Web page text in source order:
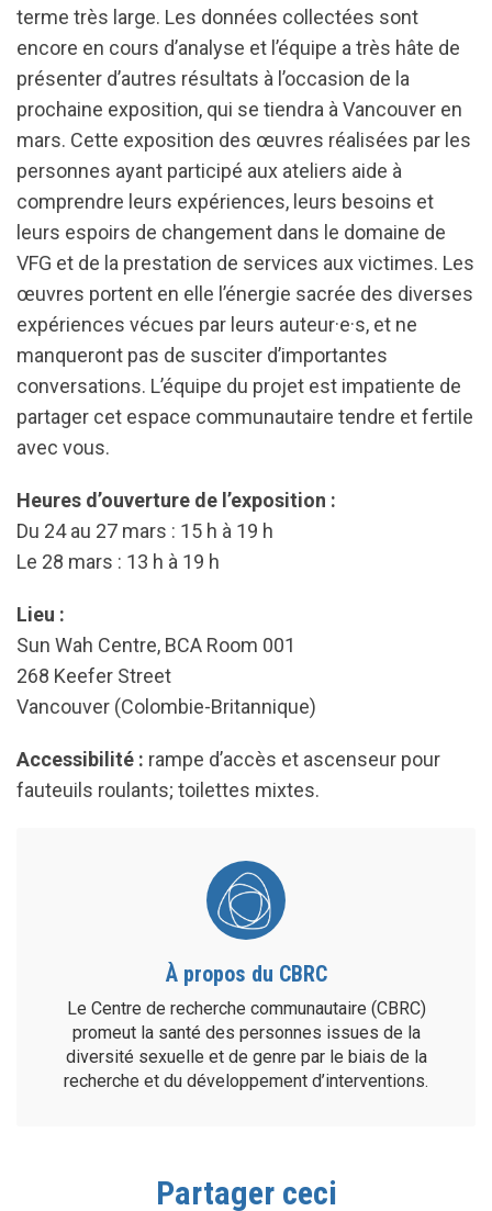
terme très large. Les données collectées sont
encore en cours d’analyse et l’équipe a très hâte de
présenter d’autres résultats à l’occasion de la
prochaine exposition, qui se tiendra à Vancouver en
mars. Cette exposition des œuvres réalisées par les
personnes ayant participé aux ateliers aide à
comprendre leurs expériences, leurs besoins et
leurs espoirs de changement dans le domaine de
VFG et de la prestation de services aux victimes. Les
œuvres portent en elle l’énergie sacrée des diverses
expériences vécues par leurs auteur·e·s, et ne
manqueront pas de susciter d’importantes
conversations. L’équipe du projet est impatiente de
partager cet espace communautaire tendre et fertile
avec vous.
Heures d’ouverture de l’exposition :
Du 24 au 27 mars : 15 h à 19 h
Le 28 mars : 13 h à 19 h
Lieu :
Sun Wah Centre, BCA Room 001
268 Keefer Street
Vancouver (Colombie-Britannique)
Accessibilité : rampe d’accès et ascenseur pour
fauteuils roulants; toilettes mixtes.
À propos du CBRC
Le Centre de recherche communautaire (CBRC)
promeut la santé des personnes issues de la
diversité sexuelle et de genre par le biais de la
recherche et du développement d’interventions.
Partager ceci